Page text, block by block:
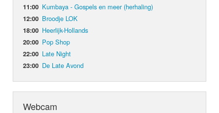
11:00 Kumbaya - Gospels en meer (herhaling)
12:00 Broodje LOK
18:00 Heerlijk-Hollands
20:00 Pop Shop
22:00 Late Night
23:00 De Late Avond
Webcam